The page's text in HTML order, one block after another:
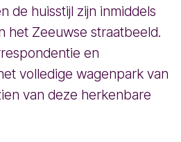
de huisstijl zijn inmiddels
het Zeeuwse straatbeeld.
en
volledige wagenpark van
van deze herkenbare